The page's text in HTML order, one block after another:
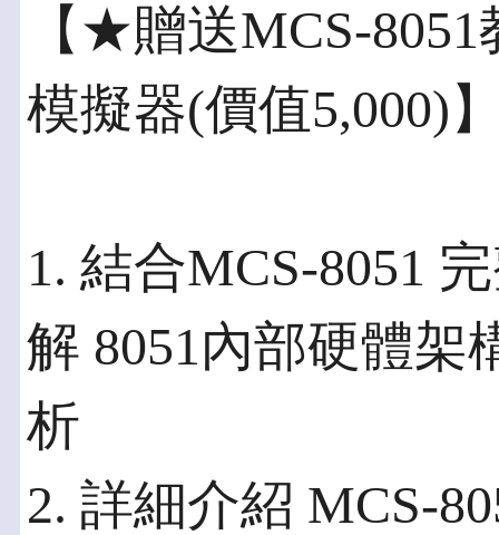
【★贈送MCS-
模擬器(價值5,000)
1. 結合MCS-8051
解 8051內部硬體架
析
2. 詳細介紹 MCS-